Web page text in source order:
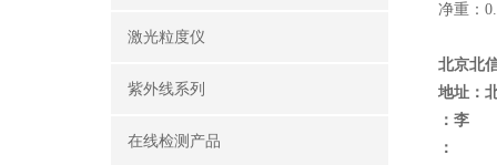
激光粒度仪
紫外线系列
在线检测产品
净重：
北京北
地址：
：李
：